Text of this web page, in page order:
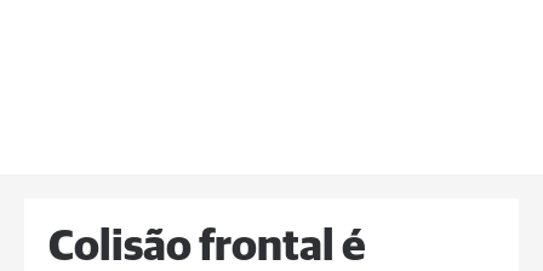
Colisão frontal é